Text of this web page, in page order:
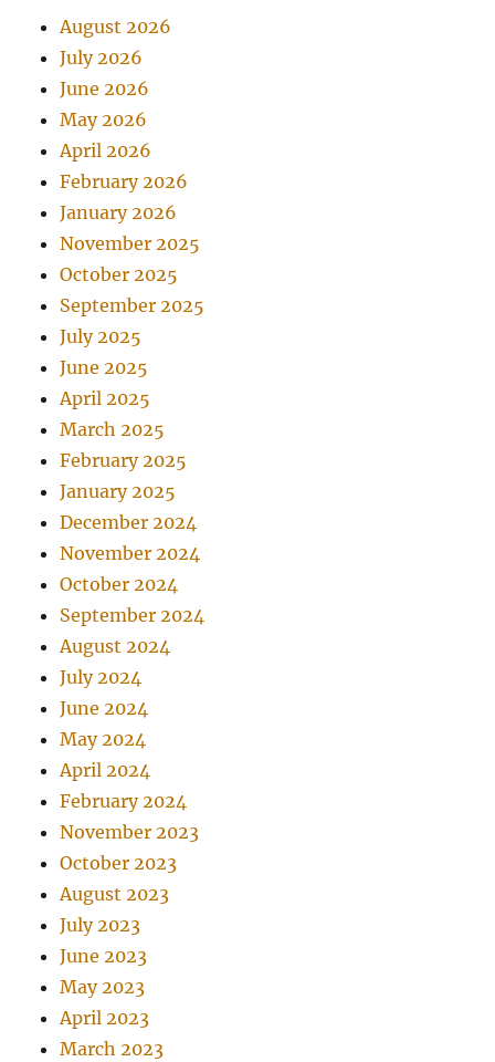
August 2026
July 2026
June 2026
May 2026
April 2026
February 2026
January 2026
November 2025
October 2025
September 2025
July 2025
June 2025
April 2025
March 2025
February 2025
January 2025
December 2024
November 2024
October 2024
September 2024
August 2024
July 2024
June 2024
May 2024
April 2024
February 2024
November 2023
October 2023
August 2023
July 2023
June 2023
May 2023
April 2023
March 2023